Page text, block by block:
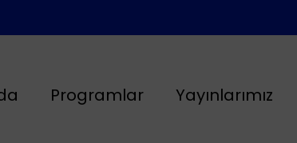
Programlar Yayınlarımız